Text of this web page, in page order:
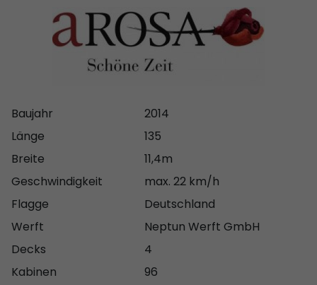
Großfiguren Schach, ein Putting Green bzw. Minigolf
Abwechslung. Auf Deck 1 befindet sich der
Fitnessbereich und SPA-Bereich mit
Massageduschen, Ruhebereich, Finnische Sauna und
P´tit Bar mit Service auf dem Sonnendeck. Das
schöne Restaurant mit Aussenbereich lädt zum Sitzen
und Geniessen der köstlichen Mahlzeiten und
herrlichen Landschaften ein.
Baujahr
2014
Länge
135
Breite
11,4m
Geschwindigkeit
max. 22 km/h
Flagge
Deutschland
Werft
Neptun Werft GmbH
Decks
4
Kabinen
96